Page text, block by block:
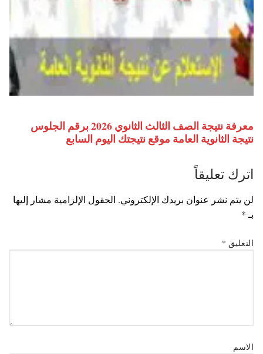
معرفة نتيجة الصف الثالث الثانوي 2026 برقم الجلوس
نتيجة الثانوية العامة موقع نتيجتك اليوم السابع
اترك تعليقاً
لن يتم نشر عنوان بريدك الإلكتروني. الحقول الإلزامية مشار إليها
بـ *
التعليق *
الاسم